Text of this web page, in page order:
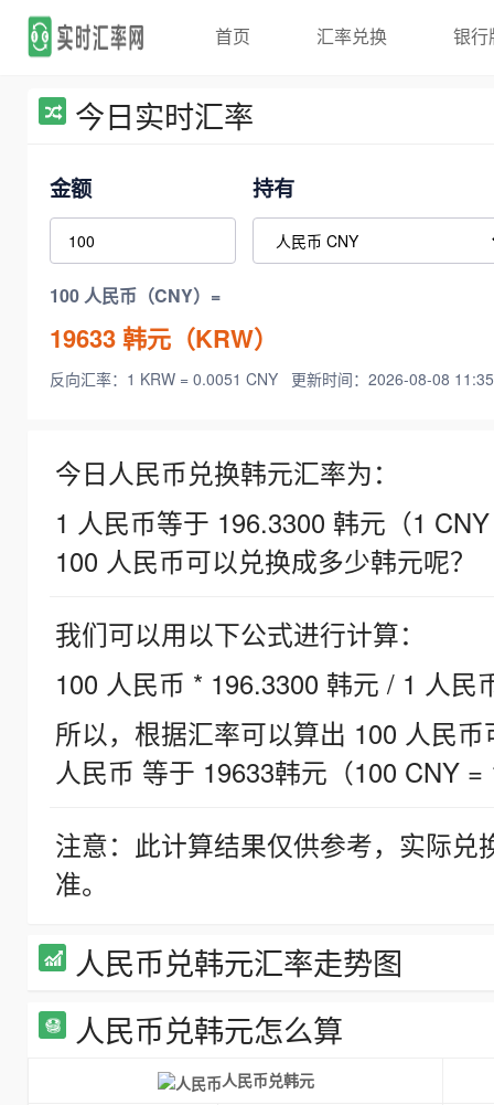
首页 汇率兑换 银行
今日实时汇率
金额 持有
100 人民币（CNY）=
19633韩元（KRW）
反向汇率：1 KRW = 0.0051 CNY 更新时间：2026-08-08
今日人民币兑换韩元汇率为：
1 人民币等于 196.3300 韩元（1
100 人民币可以兑换成多少韩元呢？
我们可以用以下公式进行计算：
100 人民币 * 196.3300 韩元 / 1 人民
所以，根据汇率可以算出 100 人民
人民币 等于 19633韩元（100 CNY =
注意：此计算结果仅供参考，实际
准。
人民币兑韩元汇率走势图
人民币兑韩元怎么算
人民币兑韩元